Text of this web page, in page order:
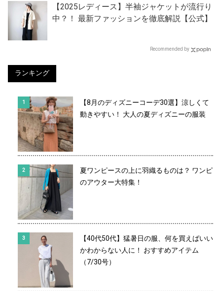
【2025レディース】半袖ジャケットが流行り
中？！ 最新ファッションを徹底解説【公式】
Recommended by
ランキング
【8月のディズニーコーデ30選】涼しくて
動きやすい！ 大人の夏ディズニーの服装
夏ワンピースの上に羽織るものは？ ワンピ
のアウター大特集！
【40代50代】猛暑日の服、何を買えばいい
かわからない人に！ おすすめアイテム
（7/30号）